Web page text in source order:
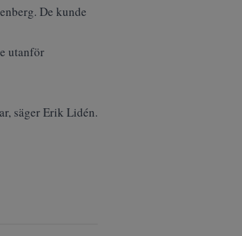
De kunde
utanför
säger Erik Lidén.